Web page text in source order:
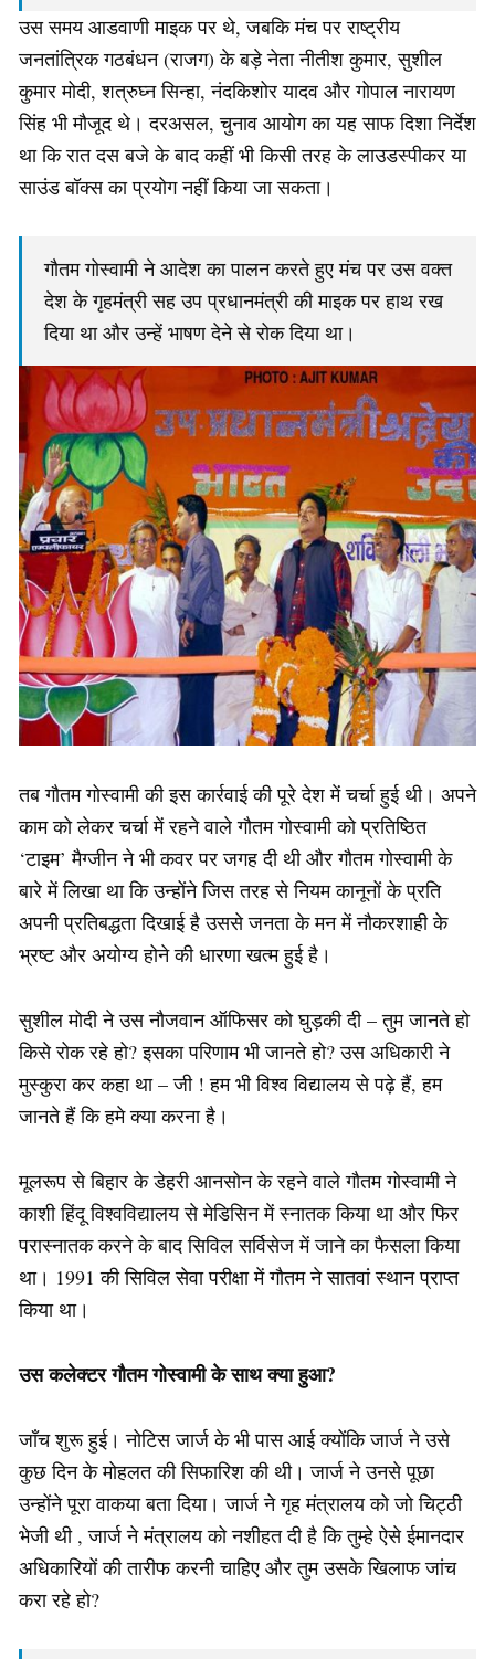
उस समय आडवाणी माइक पर थे, जबकि मंच पर राष्ट्रीय
जनतांत्रिक गठबंधन (राजग) के बड़े नेता नीतीश कुमार, सुशील
कुमार मोदी, शत्रुघ्न सिन्हा, नंदकिशोर यादव और गोपाल नारायण
सिंह भी मौजूद थे। दरअसल, चुनाव आयोग का यह साफ दिशा निर्देश
था कि रात दस बजे के बाद कहीं भी किसी तरह के लाउडस्पीकर या
साउंड बॉक्स का प्रयोग नहीं किया जा सकता।
गौतम गोस्वामी ने आदेश का पालन करते हुए मंच पर उस वक्त
देश के गृहमंत्री सह उप प्रधानमंत्री की माइक पर हाथ रख
दिया था और उन्हें भाषण देने से रोक दिया था।
तब गौतम गोस्वामी की इस कार्रवाई की पूरे देश में चर्चा हुई थी। अपने
काम को लेकर चर्चा में रहने वाले गौतम गोस्वामी को प्रतिष्ठित
‘टाइम’ मैग्जीन ने भी कवर पर जगह दी थी और गौतम गोस्वामी के
बारे में लिखा था कि उन्होंने जिस तरह से नियम कानूनों के प्रति
अपनी प्रतिबद्धता दिखाई है उससे जनता के मन में नौकरशाही के
भ्रष्ट और अयोग्य होने की धारणा खत्म हुई है।
सुशील मोदी ने उस नौजवान ऑफिसर को घुड़की दी – तुम जानते हो
किसे रोक रहे हो? इसका परिणाम भी जानते हो? उस अधिकारी ने
मुस्कुरा कर कहा था – जी ! हम भी विश्व विद्यालय से पढ़े हैं, हम
जानते हैं कि हमे क्या करना है।
मूलरूप से बिहार के डेहरी आनसोन के रहने वाले गौतम गोस्वामी ने
काशी हिंदू विश्वविद्यालय से मेडिसिन में स्नातक किया था और फिर
परास्नातक करने के बाद सिविल सर्विसेज में जाने का फैसला किया
था। 1991 की सिविल सेवा परीक्षा में गौतम ने सातवां स्थान प्राप्त
किया था।
उस कलेक्टर गौतम गोस्वामी के साथ क्या हुआ?
जाँच शुरू हुई। नोटिस जार्ज के भी पास आई क्योंकि जार्ज ने उसे
कुछ दिन के मोहलत की सिफारिश की थी। जार्ज ने उनसे पूछा
उन्होंने पूरा वाकया बता दिया। जार्ज ने गृह मंत्रालय को जो चिट्ठी
भेजी थी , जार्ज ने मंत्रालय को नशीहत दी है कि तुम्हे ऐसे ईमानदार
अधिकारियों की तारीफ करनी चाहिए और तुम उसके खिलाफ जांच
करा रहे हो?